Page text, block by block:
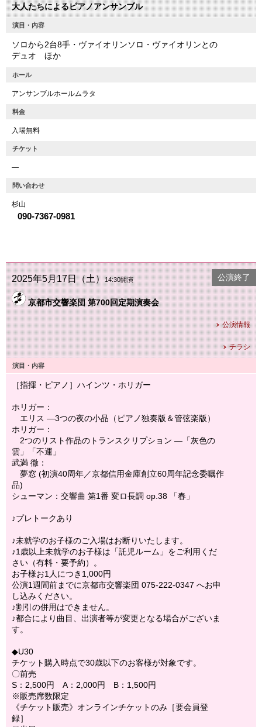
大人たちによるピアノアンサンブル
演目・内容
ソロから2台8手・ヴァイオリンソロ・ヴァイオリンとの
デュオ ほか
ホール
アンサンブルホールムラタ
料金
入場無料
チケット
―
問い合わせ
杉山
090-7367-0981
2025年5月17日（土）14:30開演
京都市交響楽団 第700回定期演奏会
公演情報
チラシ
公演終了
演目・内容
［指揮・ピアノ］ハインツ・ホリガー
ホリガー：
エリス ―3つの夜の小品（ピアノ独奏版＆管弦楽版）
ホリガー：
2つのリスト作品のトランスクリプション ―「灰色の
雲」「不運」
武満 徹：
夢窓 (初演40周年／京都信用金庫創立60周年記念委嘱作
品)
シューマン：交響曲 第1番 変ロ長調 op.38 「春」
♪プレトークあり
♪未就学のお子様のご入場はお断りいたします。
♪1歳以上未就学のお子様は「託児ルーム」をご利用くだ
さい（有料・要予約）。
お子様お1人につき1,000円
公演1週間前までに京都市交響楽団 075-222-0347 へお申
し込みください。
♪割引の併用はできません。
♪都合により曲目、出演者等が変更となる場合がございま
す。
◆U30
チケット購入時点で30歳以下のお客様が対象です。
〇前売
S：2,500円 A：2,000円 B：1,500円
※販売席数限定
《チケット販売》オンラインチケットのみ［要会員登
録］